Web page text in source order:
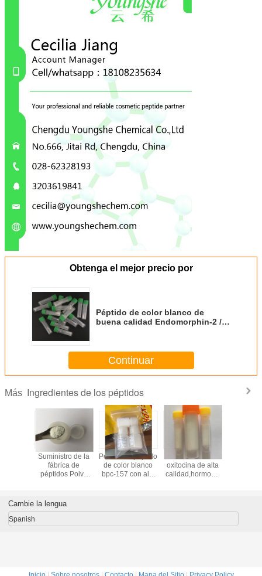
Obtenga el mejor precio por
Péptido de color blanco de
buena calidad Endomorphin-2 /
Continuar
Más Ingredientes de los péptidos
Suministro de la
fábrica de
péptidos Polvo
Trp)
Pentadecapéptido
de color blanco
bpc-157 con alta
Acetato de
oxitocina de alta
calidad,hormona
Cambie la lengua
Spanish